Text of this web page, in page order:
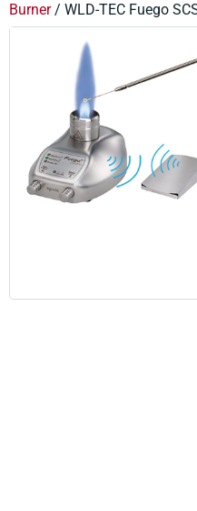
Burner/ WLD-TEC Fuego